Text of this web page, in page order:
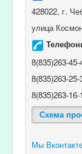
428022, г.
улица
8(835)263-
8(835)263-
8(835)263-
Схема
Мы